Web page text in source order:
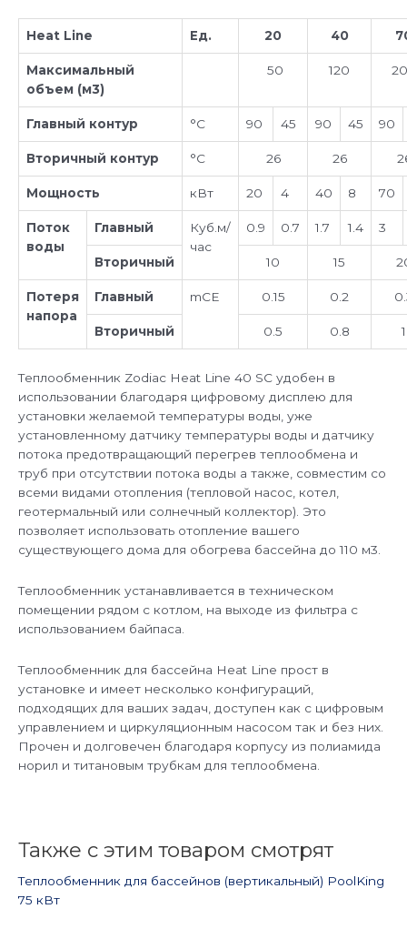
Heat Line Ед. 20 40
Максимальный
объем (м3)
50 120
Главный контур °C 90 45 90 45 90
Вторичный контур °C 26 26
Мощность кВт 20 4 40 8 70
Поток
воды
Главный
Куб.м/
час
0.9 0.7 1.7 1.4 3
Вторичный 10 15
Потеря
напора
Главный mCE 0.15 0.2
Вторичный 0.5 0.8 1
Теплообменник Zodiac Heat Line 40 SC удобен в
использовании благодаря цифровому дисплею для
установки желаемой температуры воды, уже
установленному датчику температуры воды и датчику
потока предотвращающий перегрев теплообмена и
труб при отсутствии потока воды а также, совместим со
всеми видами отопления (тепловой насос, котел,
геотермальный или солнечный коллектор). Это
позволяет использовать отопление вашего
существующего дома для обогрева бассейна до 110 м3.
Теплообменник устанавливается в техническом
помещении рядом с котлом, на выходе из фильтра с
использованием байпаса.
Теплообменник для бассейна Heat Line прост в
установке и имеет несколько конфигураций,
подходящих для ваших задач, доступен как с цифровым
управлением и циркуляционным насосом так и без них.
Прочен и долговечен благодаря корпусу из полиамида
норил и титановым трубкам для теплообмена.
Также с этим товаром смотрят
Теплообменник для бассейнов (вертикальный) PoolKing
75 кВт